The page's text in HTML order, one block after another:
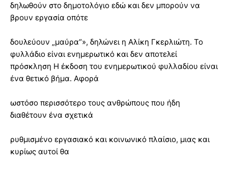
δηλωθούν στο δημοτολόγιο εδώ και δεν μπορούν να
βρουν εργασία οπότε
δουλεύουν „μαύρα“», δηλώνει η Αλίκη Γκερλιώτη. Το
φυλλάδιο είναι ενημερωτικό και δεν αποτελεί
πρόσκληση Η έκδοση του ενημερωτικού φυλλαδίου είναι
ένα θετικό βήμα. Αφορά
ωστόσο περισσότερο τους ανθρώπους που ήδη
διαθέτουν ένα σχετικά
ρυθμισμένο εργασιακό και κοινωνικό πλαίσιο, μιας και
κυρίως αυτοί θα